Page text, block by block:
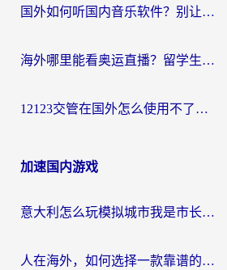
国外如何听国内音乐软件？别让地域限制，断了你的中文歌单
海外哪里能看奥运直播？留学生&海外华人必看的体育赛事观赛终极指南
12123交管在国外怎么使用不了？海外华人必看的无缝访问国内资源指南
加速国内游戏
意大利怎么玩模拟城市我是市长？海外党国服游戏加速终极攻略（附三国3量子特攻解决办法）
人在海外，如何选择一款靠谱的玩剑灵2加速器？